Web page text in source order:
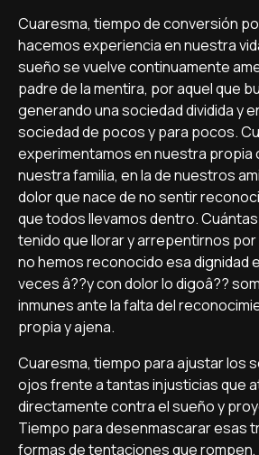
Cuaresma, tiempo de conversión
hacemos experiencia en nuestra
sueño se vuelve continuamente
padre de la mentira, por aquel que
generando una sociedad dividida y
sociedad de pocos y para pocos.
experimentamos en nuestra propia
nuestra familia, en la de nuestros
dolor que nace de no sentir
que todos llevamos dentro.
tenido que llorar y arrepentirnos
no hemos reconocido esa dignidad
veces â??y con dolor lo digoâ??
inmunes ante la falta del
propia y ajena.
Cuaresma, tiempo para ajustar los
ojos frente a tantas injusticias que
directamente contra el sueño y
Tiempo para desenmascarar esas
formas de tentaciones que rompen,